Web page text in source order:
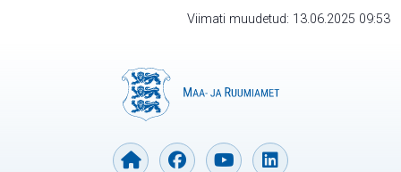
Viimati muudetud: 13.06.2025 09:53